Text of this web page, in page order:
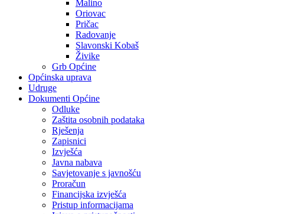
Malino
Oriovac
Pričac
Radovanje
Slavonski Kobaš
Živike
Grb Općine
Općinska uprava
Udruge
Dokumenti Općine
Odluke
Zaštita osobnih podataka
Rješenja
Zapisnici
Izvješća
Javna nabava
Savjetovanje s javnošću
Proračun
Financijska izvješća
Pristup informacijama